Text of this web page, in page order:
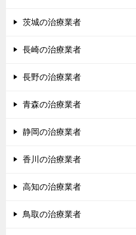
茨城の治療業者
長崎の治療業者
長野の治療業者
青森の治療業者
静岡の治療業者
香川の治療業者
高知の治療業者
鳥取の治療業者